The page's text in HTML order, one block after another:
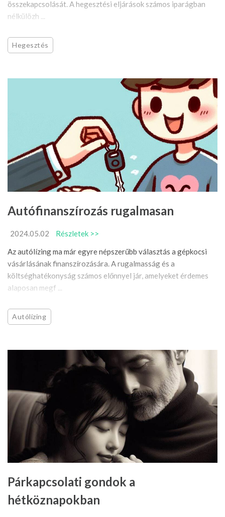
összekapcsolását. A hegesztési eljárások számos iparágban
nélkülözh ...
Hegesztés
Autófinanszírozás rugalmasan
2024.05.02
Részletek >>
Az autólízing ma már egyre népszerűbb választás a gépkocsi
vásárlásának finanszírozására. A rugalmasság és a
költséghatékonyság számos előnnyel jár, amelyeket érdemes
alaposan megf ...
Autólízing
Párkapcsolati gondok a
hétköznapokban